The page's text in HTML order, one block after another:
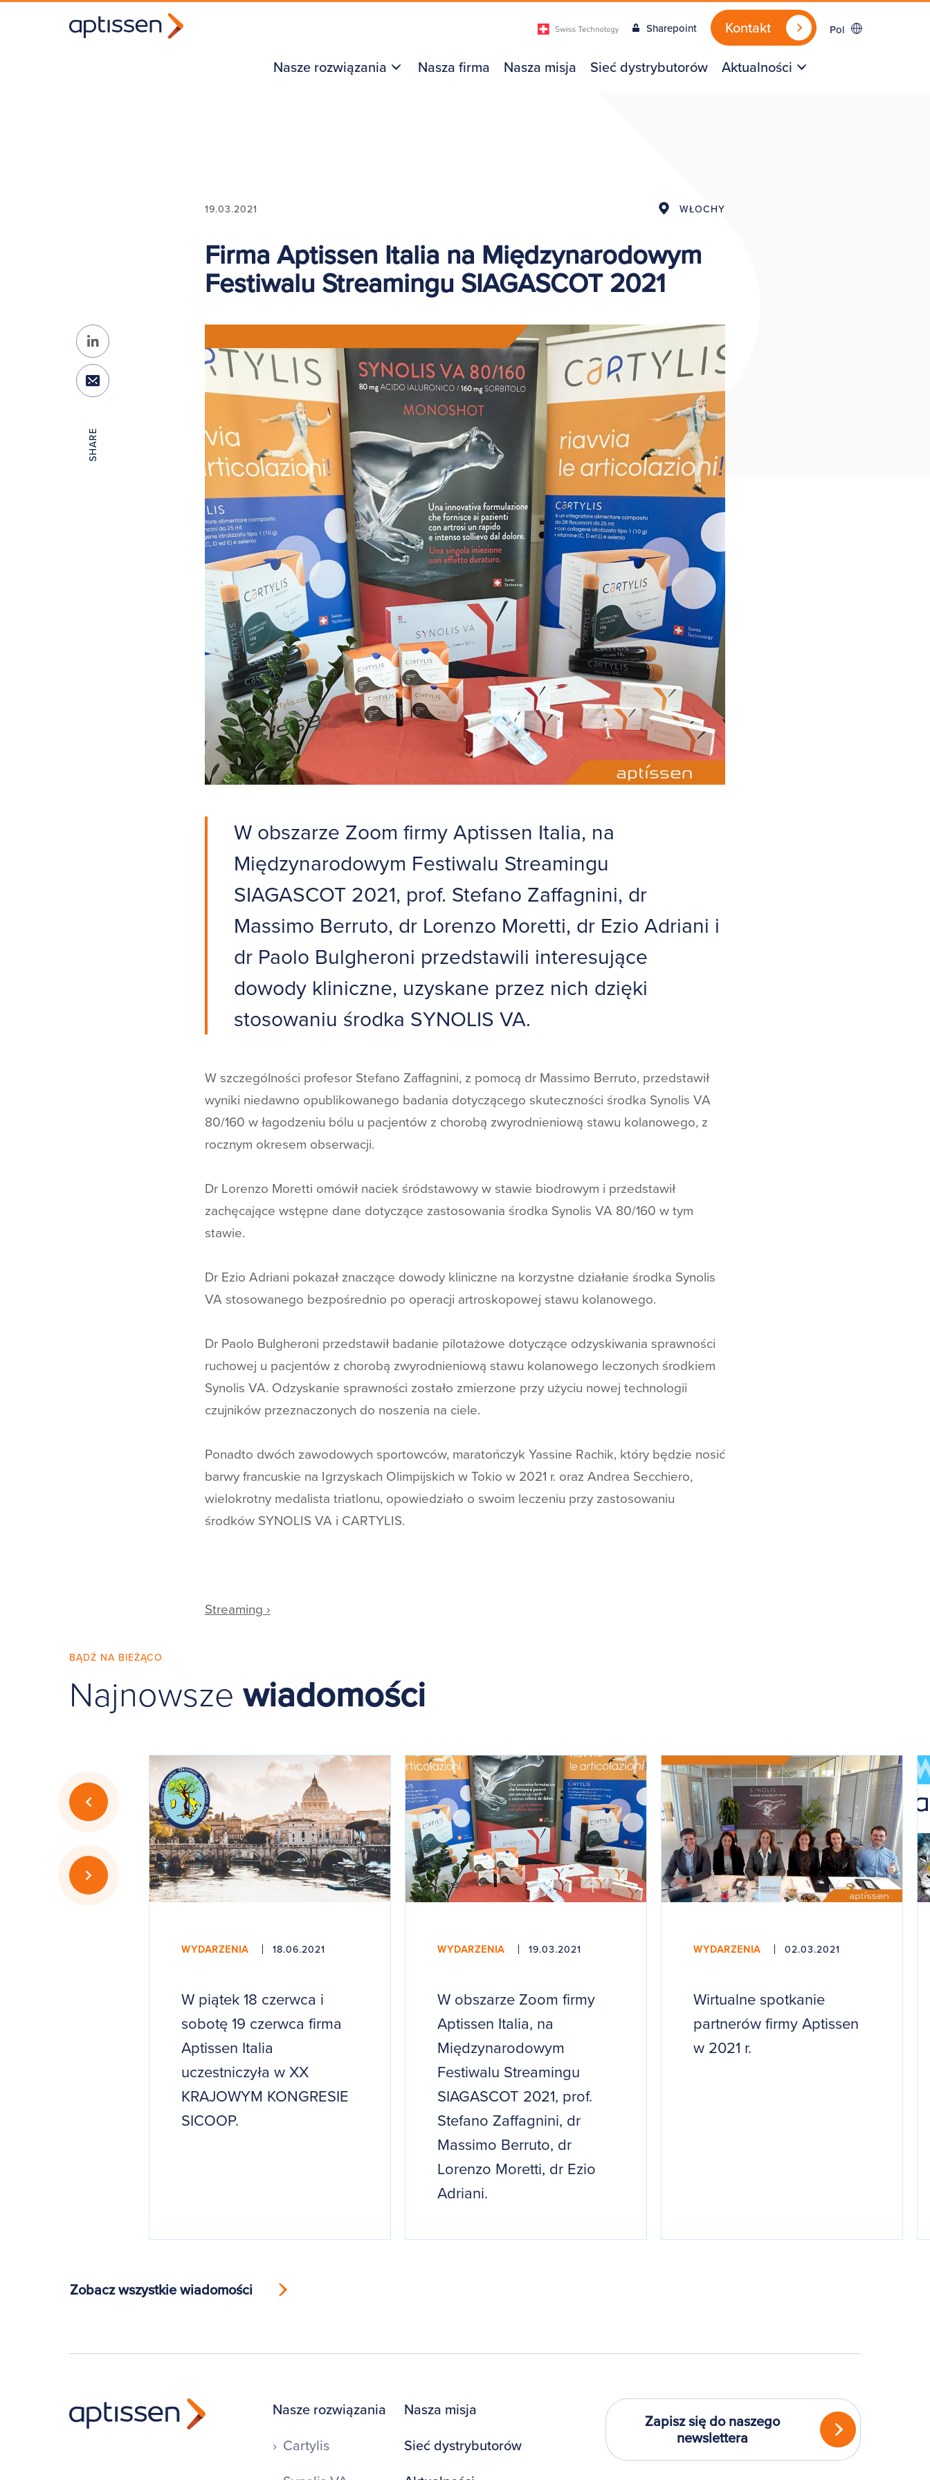
Sharepoint
Kontakt
Nasze rozwiązania
Nasza firma Nasza misja Sieć dystrybutorów Aktualności
Pol
19.03.2021 WŁOCHY
Firma Aptissen Italia na Międzynarodowym
Festiwalu Streamingu SIAGASCOT 2021
SHARE
W obszarze Zoom firmy Aptissen Italia, na
Międzynarodowym Festiwalu Streamingu
SIAGASCOT 2021, prof. Stefano Zaffagnini, dr
Massimo Berruto, dr Lorenzo Moretti, dr Ezio Adriani i
dr Paolo Bulgheroni przedstawili interesujące
dowody kliniczne, uzyskane przez nich dzięki
stosowaniu środka SYNOLIS VA.
W szczególności profesor Stefano Zaffagnini, z pomocą dr Massimo Berruto, przedstawił
wyniki niedawno opublikowanego badania dotyczącego skuteczności środka Synolis VA
80/160 w łagodzeniu bólu u pacjentów z chorobą zwyrodnieniową stawu kolanowego, z
rocznym okresem obserwacji.
Dr Lorenzo Moretti omówił naciek śródstawowy w stawie biodrowym i przedstawił
zachęcające wstępne dane dotyczące zastosowania środka Synolis VA 80/160 w tym
stawie.
Dr Ezio Adriani pokazał znaczące dowody kliniczne na korzystne działanie środka Synolis
VA stosowanego bezpośrednio po operacji artroskopowej stawu kolanowego.
Dr Paolo Bulgheroni przedstawił badanie pilotażowe dotyczące odzyskiwania sprawności
ruchowej u pacjentów z chorobą zwyrodnieniową stawu kolanowego leczonych środkiem
Synolis VA. Odzyskanie sprawności zostało zmierzone przy użyciu nowej technologii
czujników przeznaczonych do noszenia na ciele.
Ponadto dwóch zawodowych sportowców, maratończyk Yassine Rachik, który będzie nosić
barwy francuskie na Igrzyskach Olimpijskich w Tokio w 2021 r. oraz Andrea Secchiero,
wielokrotny medalista triatlonu, opowiedziało o swoim leczeniu przy zastosowaniu
środków SYNOLIS VA i CARTYLIS.
Streaming ›
BĄDŹ NA BIEŻĄCO
Najnowsze wiadomości
WYDARZENIA 18.06.2021
W piątek 18 czerwca i
sobotę 19 czerwca firma
Aptissen Italia
uczestniczyła w XX
KRAJOWYM KONGRESIE
SICOOP.
WYDARZENIA 19.03.2021
W obszarze Zoom firmy
Aptissen Italia, na
Międzynarodowym
Festiwalu Streamingu
SIAGASCOT 2021, prof.
Stefano Zaffagnini, dr
Massimo Berruto, dr
Lorenzo Moretti, dr Ezio
Adriani.
WYDARZENIA 02.03.2021
Wirtualne spotkanie
partnerów firmy Aptissen
w 2021 r.
Zobacz wszystkie wiadomości
Nasze rozwiązania
Cartylis
Nasza misja
Sieć dystrybutorów
Zapisz się do naszego
newslettera